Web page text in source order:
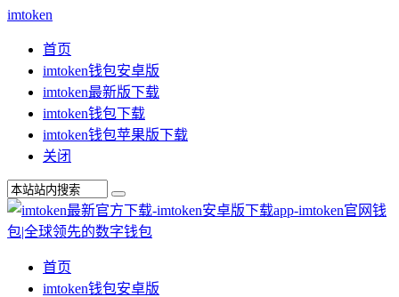
imtoken
首页
imtoken钱包安卓版
imtoken最新版下载
imtoken钱包下载
imtoken钱包苹果版下载
关闭
首页
imtoken钱包安卓版